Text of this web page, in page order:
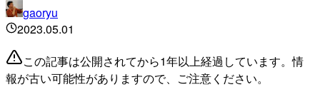
gaoryu
2023.05.01
この記事は公開されてから1年以上経過しています。情
報が古い可能性がありますので、ご注意ください。